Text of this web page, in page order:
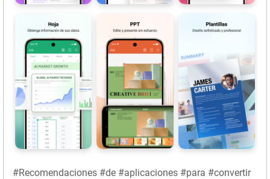
#Recomendaciones #de #aplicaciones #para #convertir